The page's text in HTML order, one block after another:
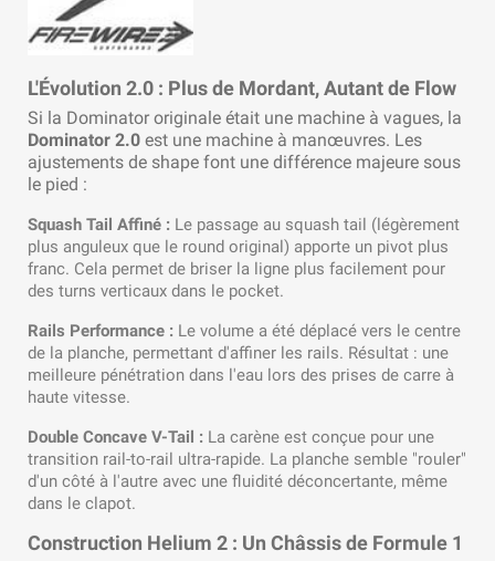
L'Évolution 2.0 : Plus de Mordant, Autant de Flow
Si la Dominator originale était une machine à vagues, la
Dominator 2.0 est une machine à manœuvres. Les
ajustements de shape font une différence majeure sous
le pied :
Squash Tail Affiné : Le passage au squash tail (légèrement
plus anguleux que le round original) apporte un pivot plus
franc. Cela permet de briser la ligne plus facilement pour
des turns verticaux dans le pocket.
Rails Performance : Le volume a été déplacé vers le centre
de la planche, permettant d'affiner les rails. Résultat : une
meilleure pénétration dans l'eau lors des prises de carre à
haute vitesse.
Double Concave V-Tail : La carène est conçue pour une
transition rail-to-rail ultra-rapide. La planche semble "rouler"
d'un côté à l'autre avec une fluidité déconcertante, même
dans le clapot.
Construction Helium 2 : Un Châssis de Formule 1